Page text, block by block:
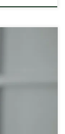
point.
n’était